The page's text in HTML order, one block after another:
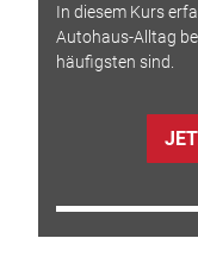
In diesem Kurs
Autohaus-Alltag
häufigsten sind.